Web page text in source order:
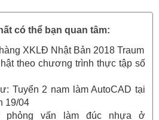
có thể bạn quan tâm:
XKLĐ Nhật Bản 2018 Traum
theo chương trình thực tập số
Tuyển 2 nam làm AutoCAD tại
19/04
phỏng vấn làm đúc nhựa ở